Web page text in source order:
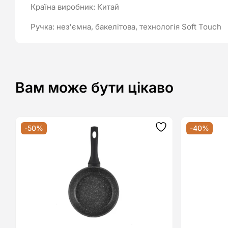
Країна виробник: Китай
Ручка: нез'ємна, бакелітова, технологія Soft Touch
Вам може бути цікаво
-50%
Додати -40%